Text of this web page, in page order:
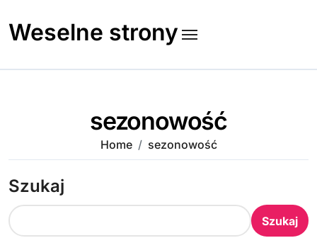
to
content
Weselne strony
sezonowość
Home sezonowość
Szukaj
Szukaj